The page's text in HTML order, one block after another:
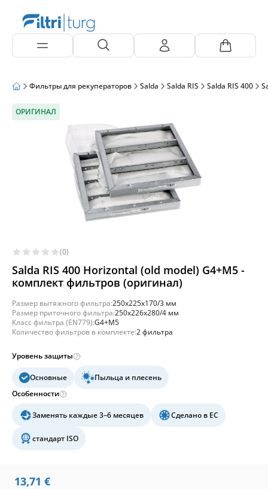
Фильтры для рекуператоров Salda Salda RIS Salda RIS 400
ОРИГИНАЛ
(0)
Salda RIS 400 Horizontal (old model) G4+M5 -
комплект фильтров (оригинал)
Размер вытяжного фильтра:250x225x170/3 мм
Размер приточного фильтра:250x226x280/4 мм
Класс фильтра (EN779):G4+M5
Количество фильтров в комплекте:2 фильтра
Уровень защиты
Основные
Пыльца и плесень
Особенности
Заменять каждые 3–6 месяцев Сделано в ЕС
стандарт ISO
13,71 €